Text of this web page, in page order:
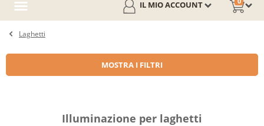
IL MIO ACCOUNT
Laghetti
MOSTRA I FILTRI
Illuminazione per laghetti